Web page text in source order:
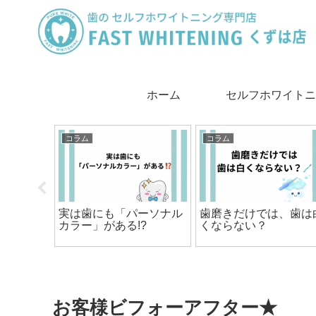
ホーム セルフホワイト
コラム
実は歯にも「パーソナル
カラー」がある!?
コラム
歯磨きだけでは、歯は
くならない？
お客様ビフォーアフター★